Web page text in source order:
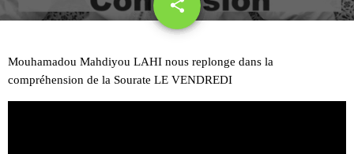
share
email
Mouhamadou Mahdiyou LAHI nous replonge dans la
compréhension de la Sourate LE VENDREDI